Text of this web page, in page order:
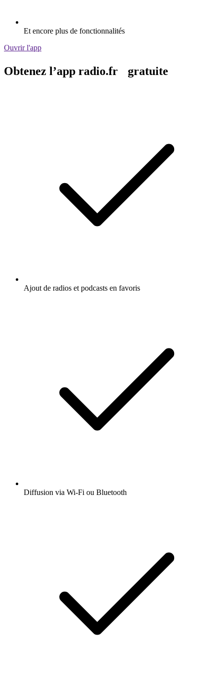
Et encore plus de fonctionnalités
Ouvrir l'app
Obtenez l’app radio.fr gratuite
Ajout de radios et podcasts en favoris
Diffusion via Wi-Fi ou Bluetooth